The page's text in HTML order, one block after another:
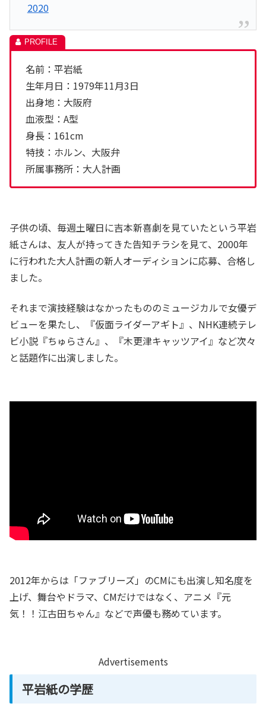
2020
名前：平岩紙
生年月日：1979年11月3日
出身地：大阪府
血液型：A型
身長：161cm
特技：ホルン、大阪弁
所属事務所：大人計画
子供の頃、毎週土曜日に吉本新喜劇を見ていたという平岩
紙さんは、友人が持ってきた告知チラシを見て、2000年
に行われた大人計画の新人オーディションに応募、合格し
ました。
それまで演技経験はなかったもののミュージカルで女優デ
ビューを果たし、『仮面ライダーアギト』、NHK連続テレ
ビ小説『ちゅらさん』、『木更津キャッツアイ』など次々
と話題作に出演しました。
2012年からは「ファブリーズ」のCMにも出演し知名度を
上げ、舞台やドラマ、CMだけではなく、アニメ『元
気！！江古田ちゃん』などで声優も務めています。
Advertisements
平岩紙の学歴